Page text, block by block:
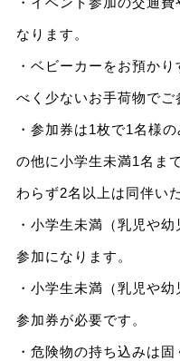
なります。
・ベビーカーをお預か
べく少ないお手荷物でご
・参加券は1枚で1名様
の他に小学生未満1名ま
わらず2名以上は同伴い
・小学生未満（乳児や
参加になります。
・小学生未満（乳児や
参加券が必要です。
・危険物の持ち込みは固